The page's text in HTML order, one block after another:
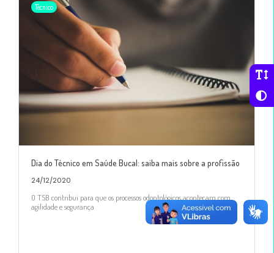
Técnico
Dia do Técnico em Saúde Bucal: saiba mais sobre a profissão
24/12/2020
O TSB contribui para que os processos odontológicos aconteçam com
agilidade e segurança